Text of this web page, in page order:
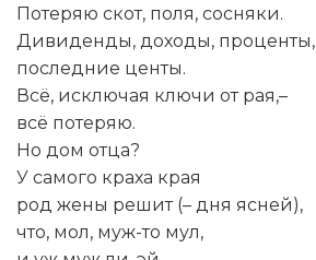
Потеряю скот, поля, сосняки.
Дивиденды, доходы, проценты,
последние центы.
Всё, исключая ключи от рая,–
всё потеряю.
Но дом отца?
У самого краха края
род жены решит (– дня ясней),
что, мол, муж-то мул,